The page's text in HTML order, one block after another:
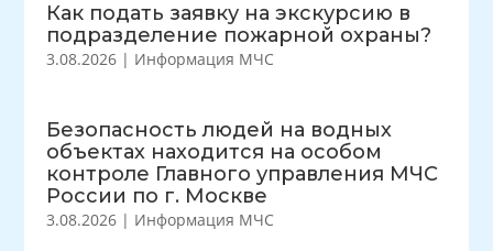
Как подать заявку на экскурсию в
подразделение пожарной охраны?
3.08.2026 | Информация МЧС
Безопасность людей на водных
объектах находится на особом
контроле Главного управления МЧС
России по г. Москве
3.08.2026 | Информация МЧС